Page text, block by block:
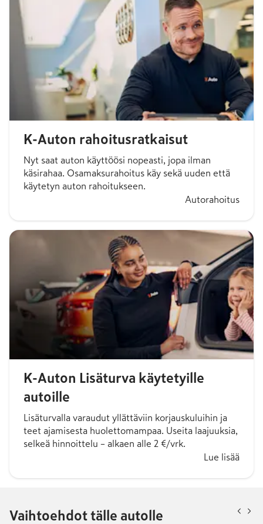
K-Auton rahoitusratkaisut
Nyt saat auton käyttöösi nopeasti, jopa ilman
käsirahaa. Osamaksurahoitus käy sekä uuden että
käytetyn auton rahoitukseen.
Autorahoitus
K-Auton Lisäturva käytetyille
autoille
Lisäturvalla varaudut yllättäviin korjauskuluihin ja
teet ajamisesta huolettomampaa. Useita laajuuksia,
selkeä hinnoittelu – alkaen alle 2 €/vrk.
Lue lisää
Vaihtoehdot tälle autolle